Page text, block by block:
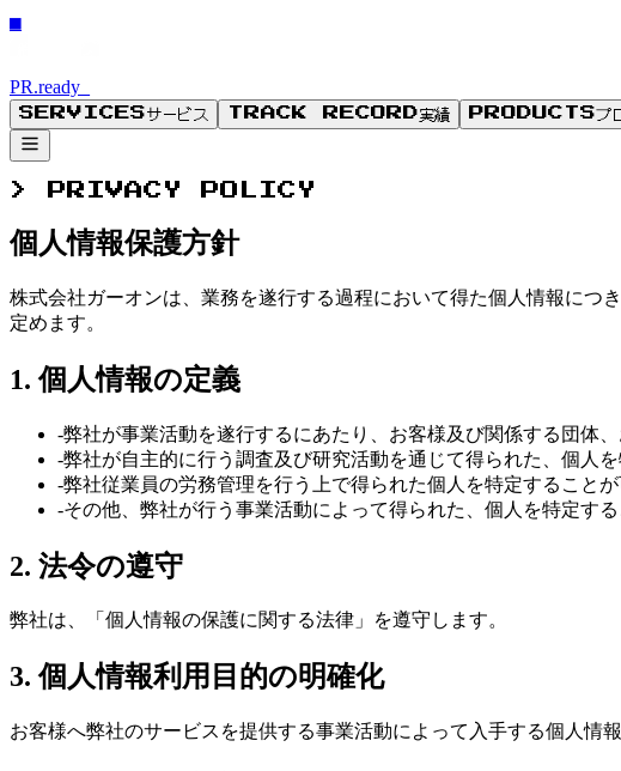
■
PR.ready_
SERVICESサービス TRACK RECORD実績 PRODUCTSプ
> PRIVACY POLICY
個人情報保護方針
株式会社ガーオンは、業務を遂行する過程において得た個人情報につ
定めます。
1. 個人情報の定義
-弊社が事業活動を遂行するにあたり、お客様及び関係する団体
-弊社が自主的に行う調査及び研究活動を通じて得られた、個人
-弊社従業員の労務管理を行う上で得られた個人を特定すること
-その他、弊社が行う事業活動によって得られた、個人を特定す
2. 法令の遵守
弊社は、「個人情報の保護に関する法律」を遵守します。
3. 個人情報利用目的の明確化
お客様へ弊社のサービスを提供する事業活動によって入手する個人情